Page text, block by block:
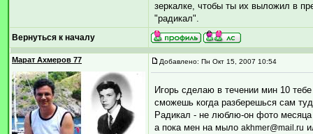
зеркалке, чтобы ты их выложил в
"радикал".
Вернуться к началу
Марат Ахмеров 77 Добавлено: Пн Окт 15, 2007 10:54
Игорь сделаю в течении мин 10
сможешь когда разберешься сам
Радикал - не люблю-он фото месяца
а пока мен на мыло akhmer@mail.ru